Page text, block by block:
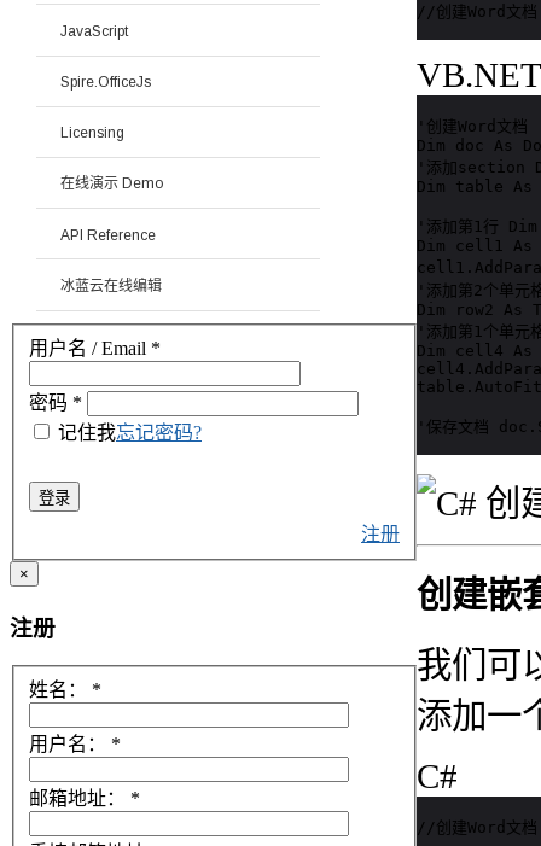
//创建Word
VB.NET
'创建Word文档
Dim doc As
'添加section
Dim table
'添加第1行
Dim cell1 As
'添加第2个
Dim row2 As
'添加第1个单
Dim cell4 As
'保存文档
创建嵌
我们可
添加一
C#
//创建Word
JavaScript
Spire.OfficeJs
Licensing
在线演示 Demo
API Reference
冰蓝云在线编辑
用户名 / Email *
密码 *
记住我忘记密码?
登录
注册
×
注册
姓名： *
用户名： *
邮箱地址： *